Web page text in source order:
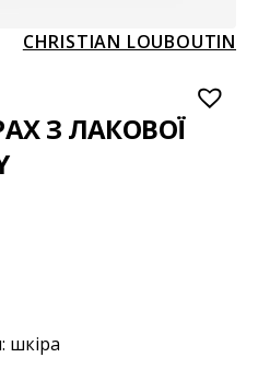
CHRISTIAN LOUBOUTIN
З ЛАКОВОЇ
шкіра